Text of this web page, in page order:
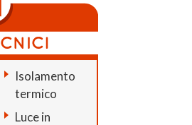
Isolamento
termico
Luce in